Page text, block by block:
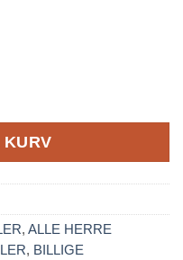
, ALLE HERRE
, BILLIGE